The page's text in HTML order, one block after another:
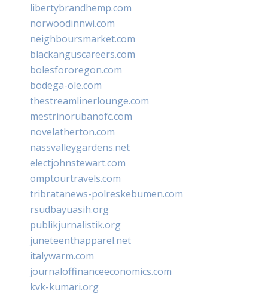
libertybrandhemp.com
norwoodinnwi.com
neighboursmarket.com
blackanguscareers.com
bolesfororegon.com
bodega-ole.com
thestreamlinerlounge.com
mestrinorubanofc.com
novelatherton.com
nassvalleygardens.net
electjohnstewart.com
omptourtravels.com
tribratanews-polreskebumen.com
rsudbayuasih.org
publikjurnalistik.org
juneteenthapparel.net
italywarm.com
journaloffinanceeconomics.com
kvk-kumari.org